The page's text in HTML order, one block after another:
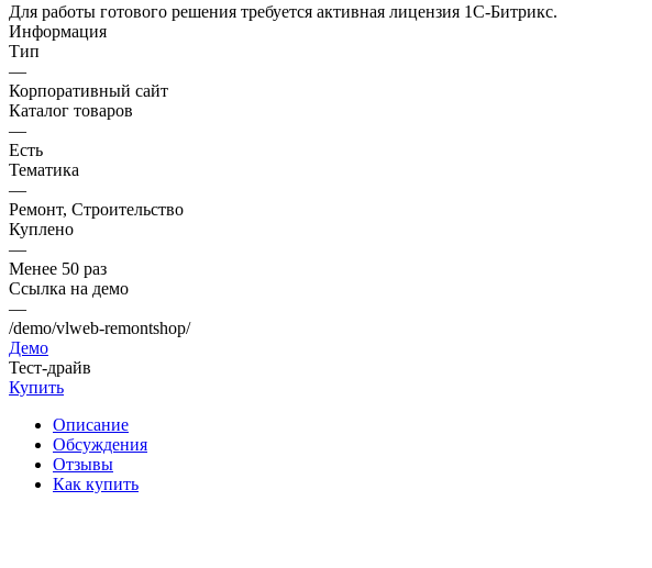
Для работы готового решения требуется активная лицензия 1С-Битрикс.
Информация
Тип
—
Корпоративный сайт
Каталог товаров
—
Есть
Тематика
—
Ремонт, Строительство
Куплено
—
Менее 50 раз
Ссылка на демо
—
/demo/vlweb-remontshop/
Демо
Тест-драйв
Купить
Описание
Обсуждения
Отзывы
Как купить